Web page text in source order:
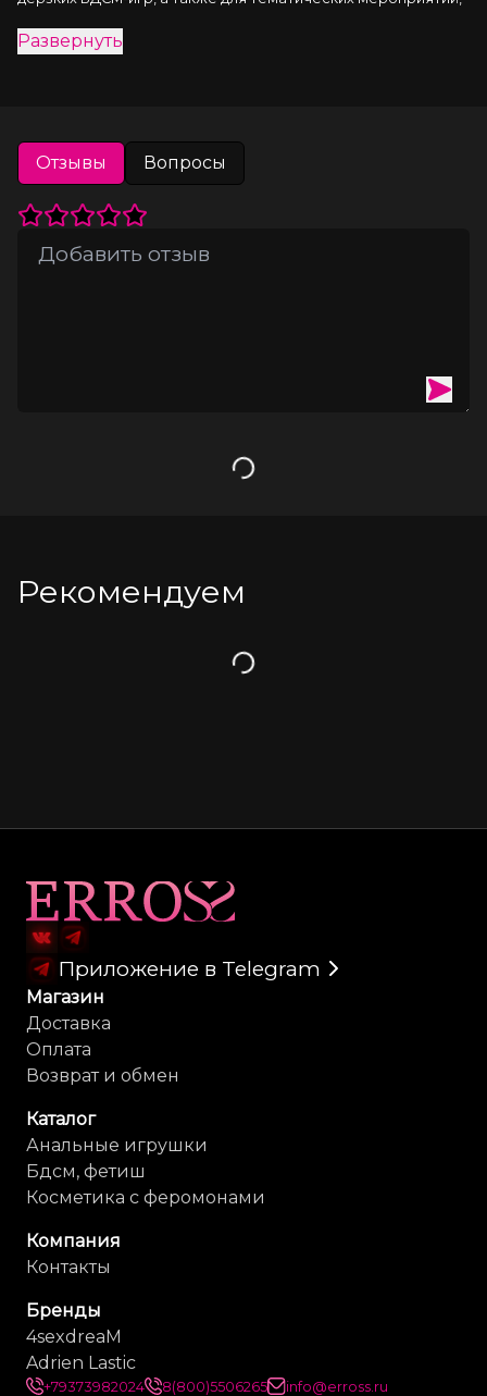
▪️ Износостойкий, тактильно приятный материал
▪️ Надежная высококачественная фурнитура.
▪️ Универсальный размер.
Развернуть
Отзывы Вопросы
Загрузка
Рекомендуем
Загрузка
Приложение в Telegram
Магазин
Доставка
Оплата
Возврат и обмен
Каталог
Анальные игрушки
Бдсм, фетиш
Косметика с феромонами
Компания
Контакты
Бренды
4sexdreaM
Adrien Lastic
+79373982024 8(800)5506265 info@erross.ru
Карта сайта